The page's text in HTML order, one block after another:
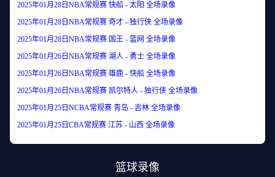
2025年01月28日NBA常规赛 快船 - 太阳 全场录像
2025年01月28日NBA常规赛 奇才 - 独行侠 全场录像
2025年01月28日NBA常规赛 国王 - 篮网 全场录像
2025年01月26日NBA常规赛 湖人 - 勇士 全场录像
2025年01月26日NBA常规赛 雄鹿 - 快船 全场录像
2025年01月26日NBA常规赛 凯尔特人 - 独行侠 全场录像
2025年01月25日NCBA常规赛 青岛 - 吉林 全场录像
2025年01月25日CBA常规赛 江苏 - 山西 全场录像
篮球录像